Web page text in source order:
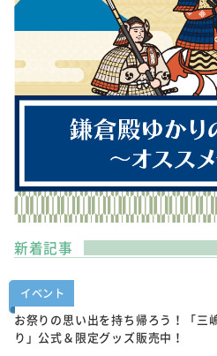
新着記事
イベント
お祭りの思い出を持ち帰ろう！「三
り」公式＆限定グッズ販売中！